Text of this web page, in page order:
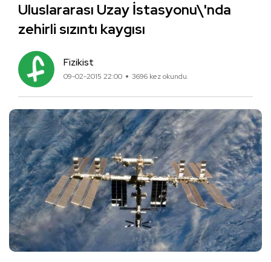
Uluslararası Uzay İstasyonu\'nda
zehirli sızıntı kaygısı
Fizikist
09-02-2015 22:00 3696 kez okundu.